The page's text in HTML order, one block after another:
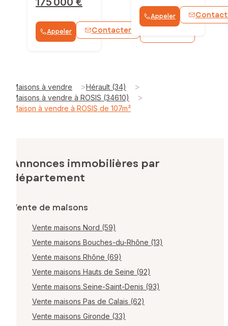
Appeler Contacter
Appeler
Maisons à vendre >Hérault (34) >
Maisons à vendre à ROSIS (34610) >
Maison à vendre à ROSIS de 107m²
Annonces immobilières par
département
Vente de maisons
Vente maisons Nord (59)
Vente maisons Bouches-du-Rhône (13)
Vente maisons Rhône (69)
Vente maisons Hauts de Seine (92)
Vente maisons Seine-Saint-Denis (93)
Vente maisons Pas de Calais (62)
Vente maisons Gironde (33)